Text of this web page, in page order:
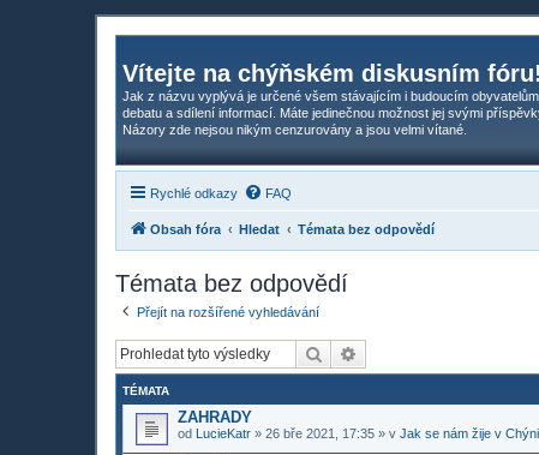
Vítejte na chýňském diskusním fóru!
Jak z názvu vyplývá je určené všem stávajícím i budoucím
debatu a sdílení informací. Máte jedinečnou možnost jej svými
Názory zde nejsou nikým cenzurovány a jsou velmi vítané.
Rychlé odkazy FAQ
Obsah fóra Hledat Témata bez odpovědí
Témata bez odpovědí
Přejít na rozšířené vyhledávání
Hledat
TÉMATA
ZAHRADY
od LucieKatr » 26 bře 2021, 17:35 » v Jak se nám žije v